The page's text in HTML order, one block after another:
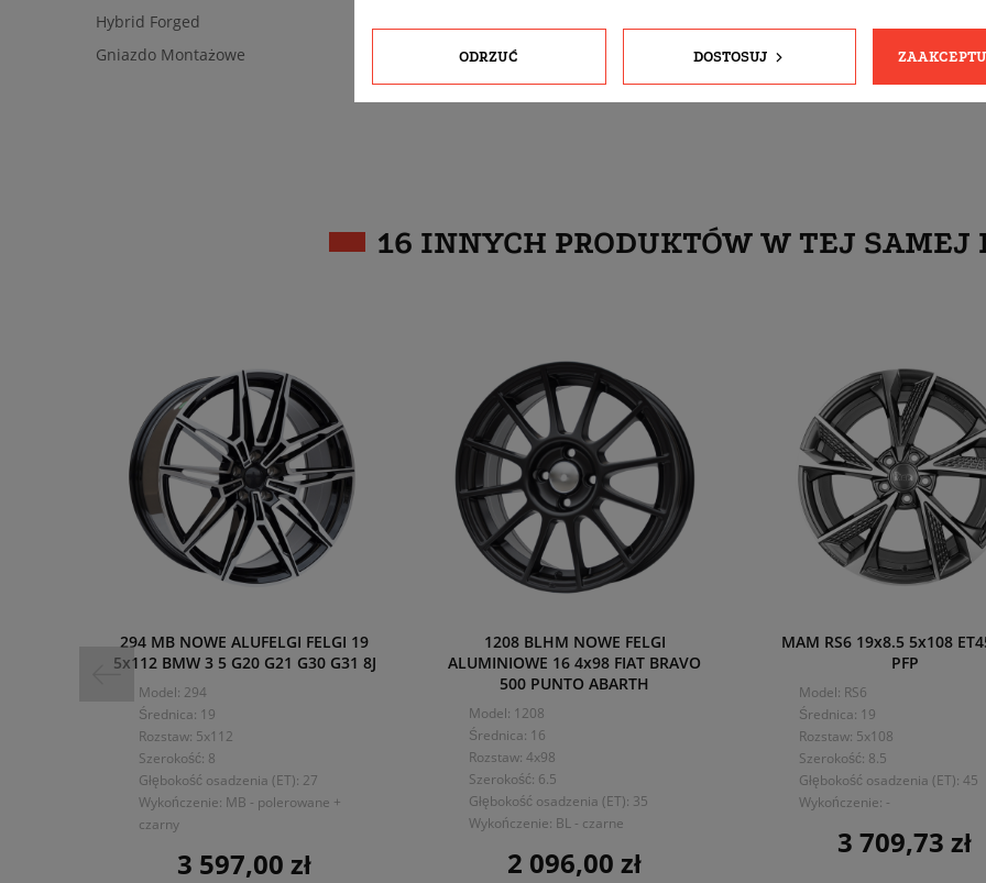
Hybrid Forged
Gniazdo Montażowe
Stożkowe
16 INNYCH PRODUKTÓW W TEJ SAMEJ
294 MB NOWE ALUFELGI FELGI 19
5x112 BMW 3 5 G20 G21 G30 G31 8J
Model: 294
Średnica: 19
Rozstaw: 5x112
Szerokość: 8
Głębokość osadzenia (ET): 27
Wykończenie: MB - polerowane +
czarny
Cena
3 597,00 zł
1208 BLHM NOWE FELGI
ALUMINIOWE 16 4x98 FIAT BRAVO
500 PUNTO ABARTH
Model: 1208
Średnica: 16
Rozstaw: 4x98
Szerokość: 6.5
Głębokość osadzenia (ET): 35
Wykończenie: BL - czarne
Cena
2 096,00 zł
MAM RS6 19x8.5 5x108
PFP
Model: RS6
Średnica: 19
Rozstaw: 5x108
Szerokość: 8.5
Głębokość osadzenia (ET): 45
Wykończenie: -
Cena
3 709,73 zł
ODRZUĆ DOSTOSUJ